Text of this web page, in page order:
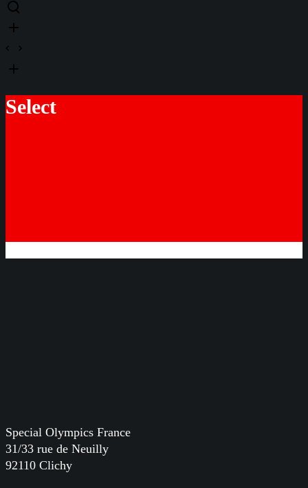
Select
Special Olympics France
31/33 rue de Neuilly
92110 Clichy